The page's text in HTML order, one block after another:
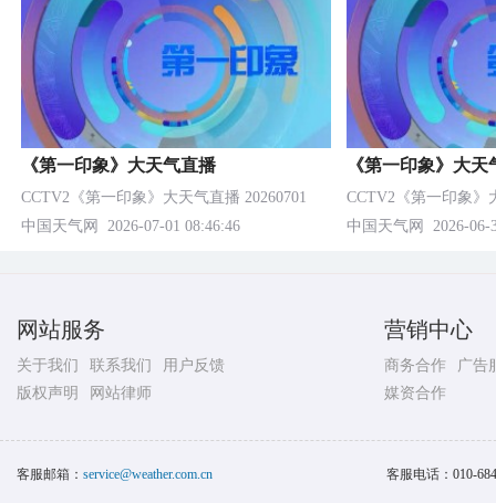
《第一印象》大天气直播
CCTV2《第一印象》大天气直播 20260701
中国天气网
2026-07-01 08:46:46
《第一印象》大天
CCTV2《第一印象》
中国天气网
2026-06-
网站服务
关于我们 联系我们
用户反馈
版权声明
网站律师
营销中心
商务合作
广告
媒资合作
客服邮箱： service@weather.com.cn 客服电话： 010-